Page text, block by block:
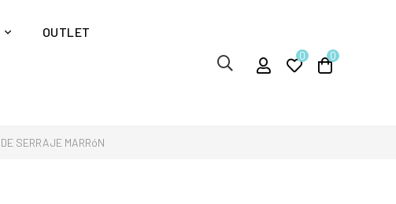
OUTLET
0 0
SERRAJE MARRóN